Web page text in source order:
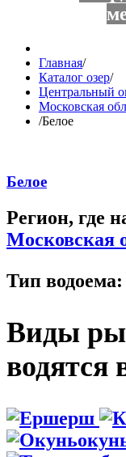
Главная/
Каталог озер/
Центральный
Московская
/Белое
Белое
Регион, где
Московская
Тип водоема:
Виды
водятся
ерш